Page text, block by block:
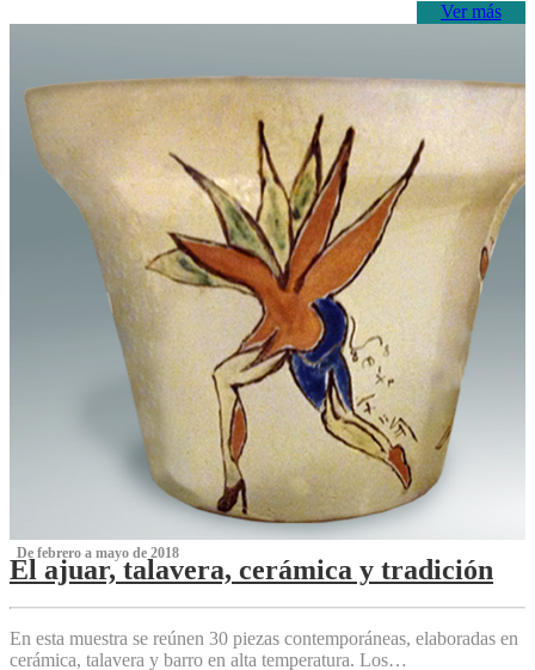
Ver más
‌ De febrero a mayo de 2018
El ajuar, talavera, cerámica y tradición
‌
En esta muestra se reúnen 30 piezas contemporáneas, elaboradas en
cerámica, talavera y barro en alta temperatura. Los…